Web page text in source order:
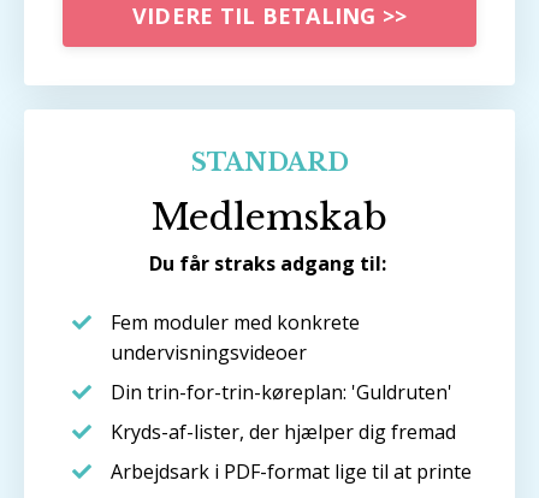
VIDERE TIL BETALING >>
STANDARD
Medlemskab
Du får straks adgang til:
Fem moduler med konkrete
undervisningsvideoer
Din trin-for-trin-køreplan: 'Guldruten'
Kryds-af-lister, der hjælper dig fremad
Arbejdsark i PDF-format lige til at printe